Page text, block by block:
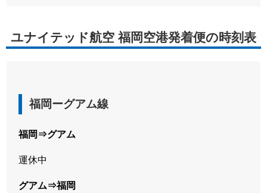
ユナイテッド航空 福岡空港発着便の時刻表
福岡ーグアム線
福岡⇒グアム
運休中
グアム⇒福岡